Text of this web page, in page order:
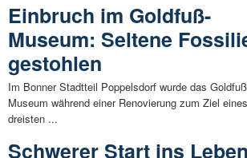
Einbruch im Goldfuß-
Museum: Seltene
gestohlen
Im Bonner Stadtteil Poppelsdorf wurde das
Museum während einer Renovierung zum Ziel eines
dreisten ...
Schwerer Start ins